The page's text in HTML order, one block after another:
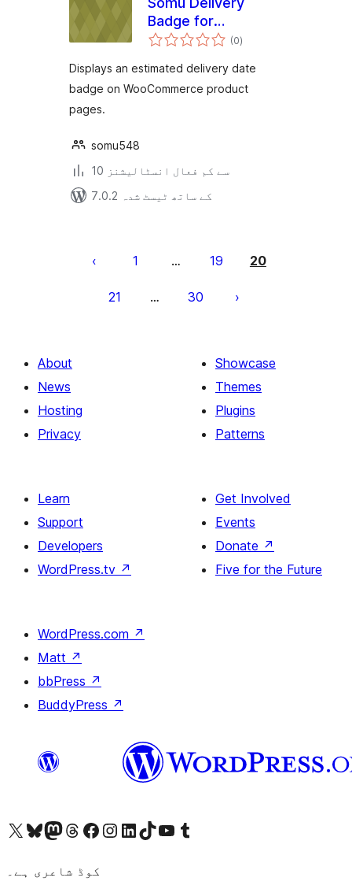
Badge for
WooCommerce
(0مجموعی
درجہ
)
Displays an estimated delivery date
badge on WooCommerce product
pages.
somu548
10 سے کم فعال انسٹالیشنز
7.0.2 کے ساتھ ٹیسٹ شدہ
pagination
1 … 19 20
21 … 30
About
News
Hosting
Privacy
Showcase
Themes
Plugins
Patterns
Learn
Support
Developers
WordPress.tv ↗
Get Involved
Events
Donate ↗
Five for the Future
WordPress.com ↗
Matt ↗
bbPress ↗
BuddyPress ↗
Visit our X (formerly Twitter) account
ہمارے بلیواسکائی اکاؤنٹ پر جائیں
Visit our Mastodon account
ہمارے ٹھریڈز اکاؤنٹ پر جائیں
Visit our Facebook pageVisit our Instagram account
Visit our LinkedIn account
ہمارے ٹک ٹاک اکاؤنٹ پر جائیں
Visit our YouTube channel
ہمارے ٹمبلر اکاؤنٹ پر جائیں
کوڈ شاعری ہے۔